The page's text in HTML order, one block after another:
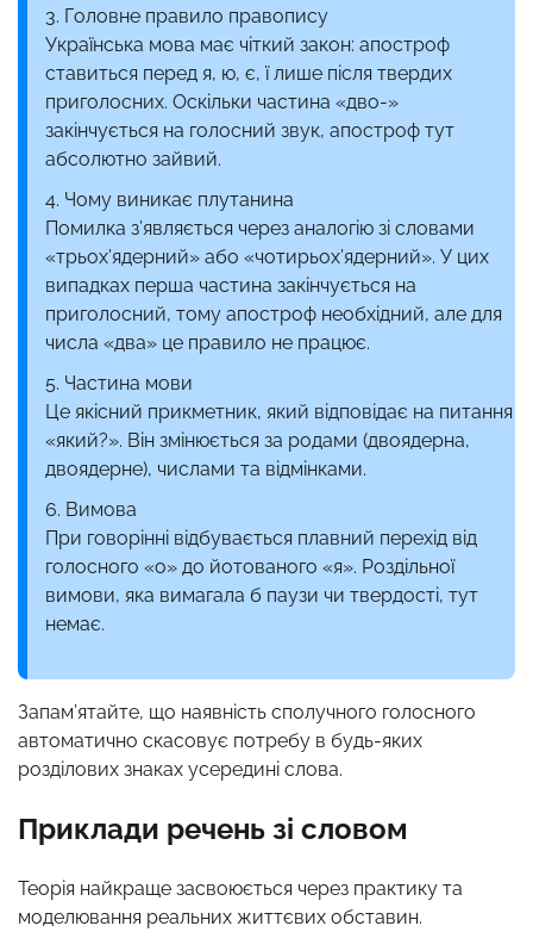
Головне правило правопису
Українська мова має чіткий закон: апостроф
ставиться перед я, ю, є, ї лише після твердих
приголосних. Оскільки частина «дво-»
закінчується на голосний звук, апостроф тут
абсолютно зайвий.
Чому виникає плутанина
Помилка з’являється через аналогію зі словами
«трьох’ядерний» або «чотирьох’ядерний». У цих
випадках перша частина закінчується на
приголосний, тому апостроф необхідний, але для
числа «два» це правило не працює.
Частина мови
Це якісний прикметник, який відповідає на питання
«який?». Він змінюється за родами (двоядерна,
двоядерне), числами та відмінками.
Вимова
При говорінні відбувається плавний перехід від
голосного «о» до йотованого «я». Роздільної
вимови, яка вимагала б паузи чи твердості, тут
немає.
Запам’ятайте, що наявність сполучного голосного
автоматично скасовує потребу в будь-яких
розділових знаках усередині слова.
Приклади речень зі словом
Теорія найкраще засвоюється через практику та
моделювання реальних життєвих обставин.